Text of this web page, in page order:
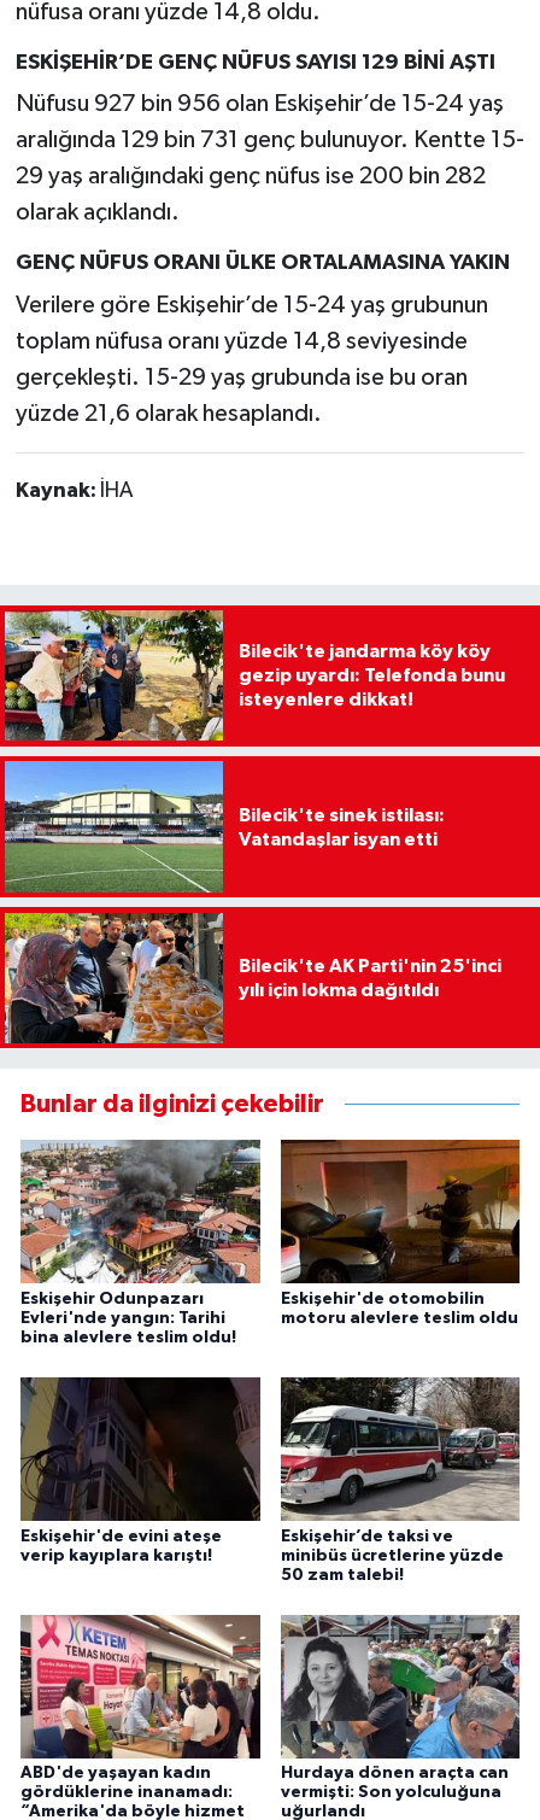
nüfusa oranı yüzde 14,8 oldu.
ESKİŞEHİR’DE GENÇ NÜFUS SAYISI 129 BİNİ AŞTI
Nüfusu 927 bin 956 olan Eskişehir’de 15-24 yaş
aralığında 129 bin 731 genç bulunuyor. Kentte 15-
29 yaş aralığındaki genç nüfus ise 200 bin 282
olarak açıklandı.
GENÇ NÜFUS ORANI ÜLKE ORTALAMASINA YAKIN
Verilere göre Eskişehir’de 15-24 yaş grubunun
toplam nüfusa oranı yüzde 14,8 seviyesinde
gerçekleşti. 15-29 yaş grubunda ise bu oran
yüzde 21,6 olarak hesaplandı.
Kaynak: İHA
Bilecik'te jandarma köy köy
gezip uyardı: Telefonda bunu
isteyenlere dikkat!
Bilecik'te sinek istilası:
Vatandaşlar isyan etti
Bilecik'te AK Parti'nin 25'inci
yılı için lokma dağıtıldı
Bunlar da ilginizi çekebilir
Eskişehir Odunpazarı
Evleri'nde yangın: Tarihi
bina alevlere teslim oldu!
Eskişehir'de otomobilin
motoru alevlere teslim oldu
Eskişehir'de evini ateşe
verip kayıplara karıştı!
Eskişehir’de taksi ve
minibüs ücretlerine yüzde
50 zam talebi!
ABD'de yaşayan kadın
gördüklerine inanamadı:
“Amerika'da böyle hizmet
Hurdaya dönen araçta can
vermişti: Son yolculuğuna
uğurlandı